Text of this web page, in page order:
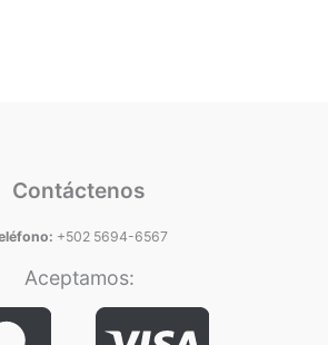
Contáctenos
+502 5694-6567
Aceptamos: